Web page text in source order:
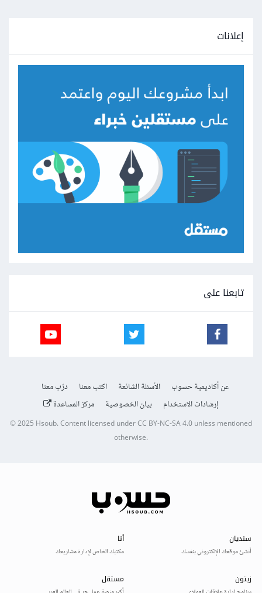
إعلانات
تابعنا على
عن أكاديمية حسوب الأسئلة الشائعة اكتب معنا
درّب معنا
إرشادات الاستخدام
بيان الخصوصية مركز المساعدة
© 2025Hsoub.Content licensed underCC BY-NC-SA 4.0unless mentioned
otherwise.